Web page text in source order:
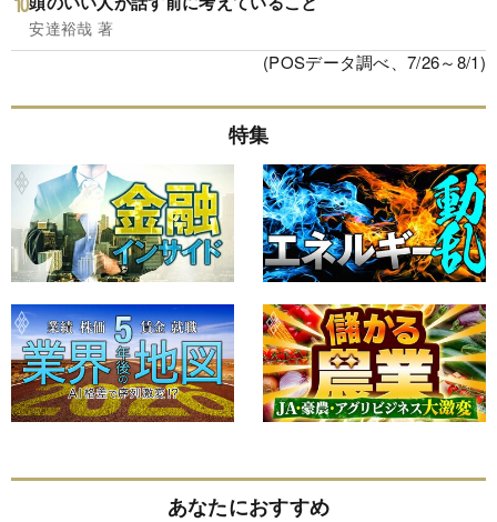
安達裕哉 著
(POSデータ調べ、7/26～8/1)
特集
あなたにおすすめ